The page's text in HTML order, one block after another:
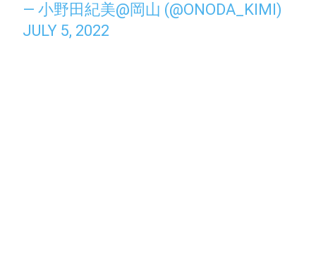
— 小野田紀美@岡山 (@ONODA_KIMI)
JULY 5, 2022